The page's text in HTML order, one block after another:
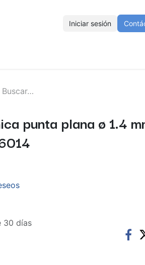
Iniciar sesión
punta plana ø 1.4
30 días